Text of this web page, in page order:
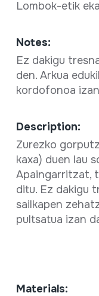
Lombok-etik
Notes:
Ez dakigu
den. Arkua
kordofonoa
Description:
Zurezko
kaxa) duen lau
Apaingarritzat,
ditu. Ez dakigu
sailkapen
pultsatua izan
Materials: